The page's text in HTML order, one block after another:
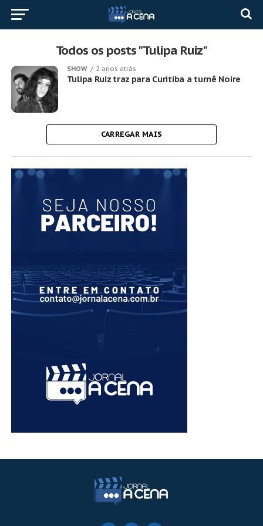
Todos os posts "Tulipa Ruiz"
SHOW 2 anos atrás
Tulipa Ruiz traz para Curitiba a turnê Noire
CARREGAR MAIS